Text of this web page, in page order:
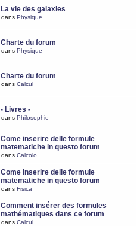
La vie des galaxies
dans Physique
Charte du forum
dans Physique
Charte du forum
dans Calcul
- Livres -
dans Philosophie
Come inserire delle formule
matematiche in questo forum
dans Calcolo
Come inserire delle formule
matematiche in questo forum
dans Fisica
Comment insérer des formules
mathématiques dans ce forum
dans Calcul